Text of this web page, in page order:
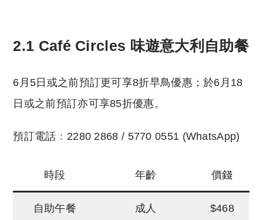
2.1 Café Circles 味遊意大利自助餐
6月5日或之前預訂更可享8折早鳥優惠；於6月18
日或之前預訂亦可享85折優惠。
預訂電話﹕2280 2868 / 5770 0551 (WhatsApp)
時段 年齡 價錢
自助午餐 成人 $468